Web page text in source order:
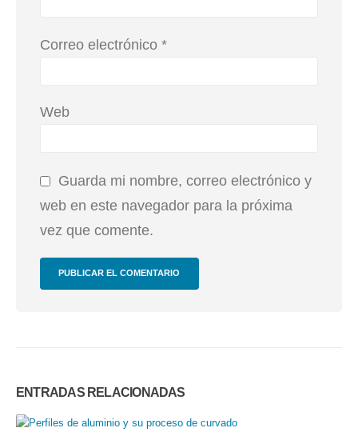
Correo electrónico *
Web
Guarda mi nombre, correo electrónico y
web en este navegador para la próxima
vez que comente.
ENTRADASRELACIONADAS